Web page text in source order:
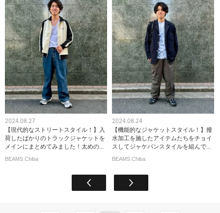
2024.08.27
【現代的なストリートスタイル！】入
荷したばかりのトラックジャケットを
メインにまとめてみました！太めの...
BEAMS Chiba
2024.08.24
【機能的なジャケットスタイル！】撥
水加工を施したアイテムたちをチョイ
スしてジャケパンスタイルを組んで...
BEAMS Chiba